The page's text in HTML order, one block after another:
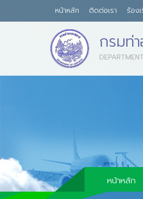
หน้าหลัก ติดต่อเรา ร้อง
กรมท่
หน้าหลัก